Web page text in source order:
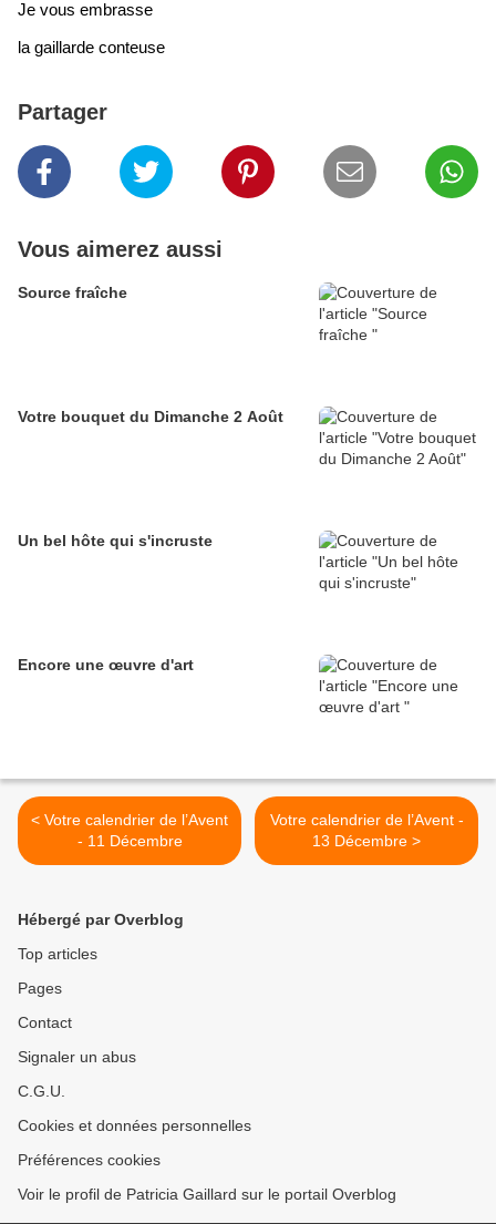
Je vous embrasse
la gaillarde conteuse
Partager
Vous aimerez aussi
Source fraîche
Votre bouquet du Dimanche 2 Août
Un bel hôte qui s'incruste
Encore une œuvre d'art
< Votre calendrier de l’Avent
- 11 Décembre
Votre calendrier de l’Avent -
13 Décembre >
Hébergé par Overblog
Top articles
Pages
Contact
Signaler un abus
C.G.U.
Cookies et données personnelles
Préférences cookies
Voir le profil de Patricia Gaillard sur le portail Overblog